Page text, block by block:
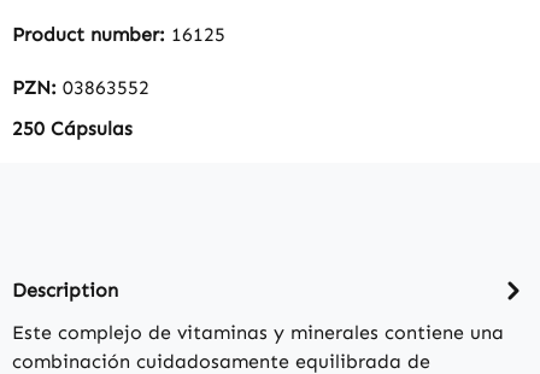
Product number: 16125
PZN: 03863552
250 Cápsulas
Description
Este complejo de vitaminas y minerales contiene una
combinación cuidadosamente equilibrada de